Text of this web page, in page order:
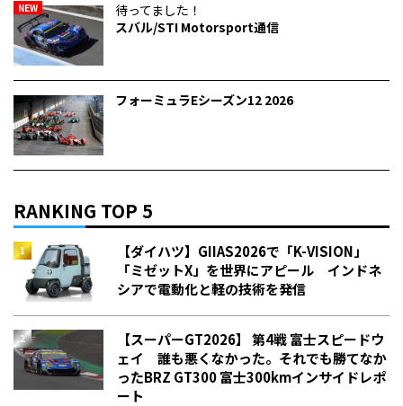
NEW
待ってました！
スバル/STI Motorsport通信
フォーミュラEシーズン12 2026
RANKING TOP 5
【ダイハツ】GIIAS2026で「K-VISION」
「ミゼットX」を世界にアピール インドネ
シアで電動化と軽の技術を発信
【スーパーGT2026】 第4戦 富士スピードウ
ェイ 誰も悪くなかった。それでも勝てなか
った――BRZ GT300 富士300kmインサイドレポ
ート